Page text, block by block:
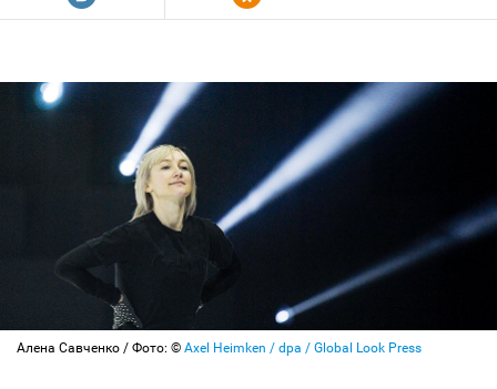
Алена Савченко / Фото: © Axel Heimken / dpa / Global Look Press